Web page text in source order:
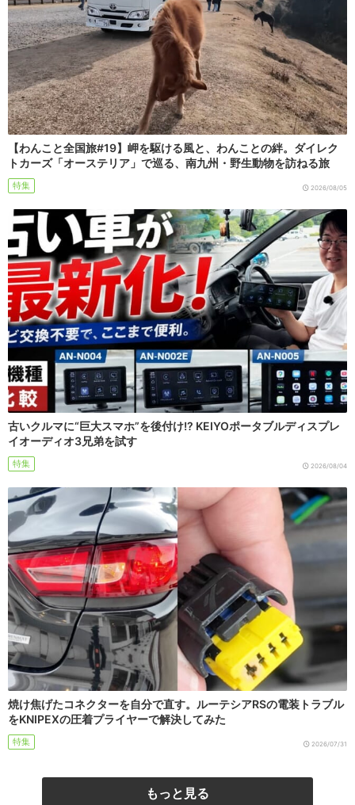
【わんこと全国旅#19】岬を駆ける風と、わんことの絆。ダイレク
トカーズ「オーステリア」で巡る、南九州・野生動物を訪ねる旅
特集 2026/08/05
古いクルマに“巨大スマホ”を後付け!? KEIYOポータブルディスプレ
イオーディオ3兄弟を試す
特集 2026/08/04
焼け焦げたコネクターを自分で直す。ルーテシアRSの電装トラブル
をKNIPEXの圧着プライヤーで解決してみた
特集 2026/07/31
もっと見る